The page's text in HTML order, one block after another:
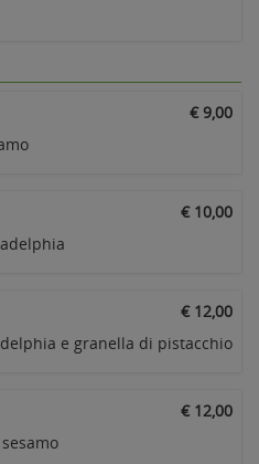
€ 9,00
€ 10,00
€ 12,00
e granella di pistacchio
€ 12,00